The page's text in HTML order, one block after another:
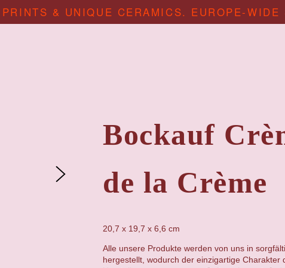
& UNIQUE CERAMICS. EUROPE-WIDE
Bockauf
de la Crème
20,7 x 19,7 x 6,6 cm
Alle unsere Produkte werden von uns in
hergestellt, wodurch der einzigartige Charakter